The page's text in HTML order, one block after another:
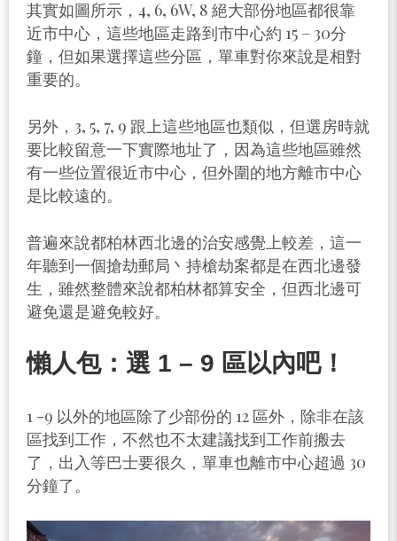
其實如圖所示，4, 6, 6W, 8 絕大部份地區都很靠
近市中心，這些地區走路到市中心約 15 – 30分
鐘，但如果選擇這些分區，單車對你來說是相對
重要的。
另外，3, 5, 7, 9 跟上這些地區也類似，但選房時就
要比較留意一下實際地址了，因為這些地區雖然
有一些位置很近市中心，但外圍的地方離市中心
是比較遠的。
普遍來說都柏林西北邊的治安感覺上較差，這一
年聽到一個搶劫郵局丶持槍劫案都是在西北邊發
生，雖然整體來說都柏林都算安全，但西北邊可
避免還是避免較好。
懶人包：選 1 – 9 區以內吧！
1 -9 以外的地區除了少部份的 12 區外，除非在該
區找到工作，不然也不太建議找到工作前搬去
了，出入等巴士要很久，單車也離市中心超過 30
分鐘了。